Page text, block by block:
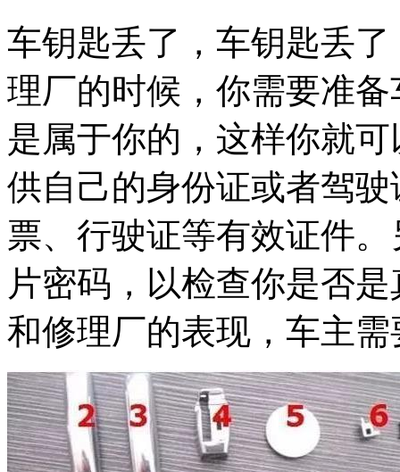
车钥匙丢了，车钥匙丢
理厂的时候，你需要准
是属于你的，这样你就
供自己的身份证或者驾
票、行驶证等有效证件
片密码，以检查你是否
和修理厂的表现，车主